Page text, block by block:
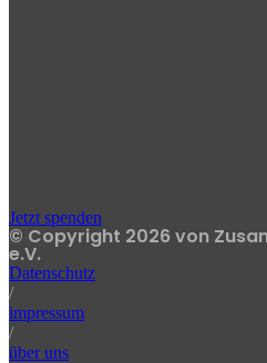
Jetzt spenden
© Copyright 2026 von
e.V.
Datenschutz
/
impressum
/
über uns